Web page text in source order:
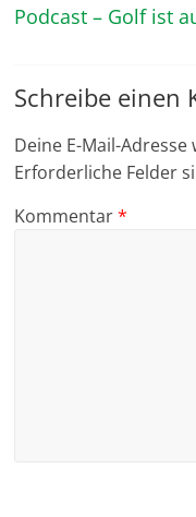
Podcast – Golf ist
Schreibe einen
Deine E-Mail-
Erforderliche Felder
Kommentar*